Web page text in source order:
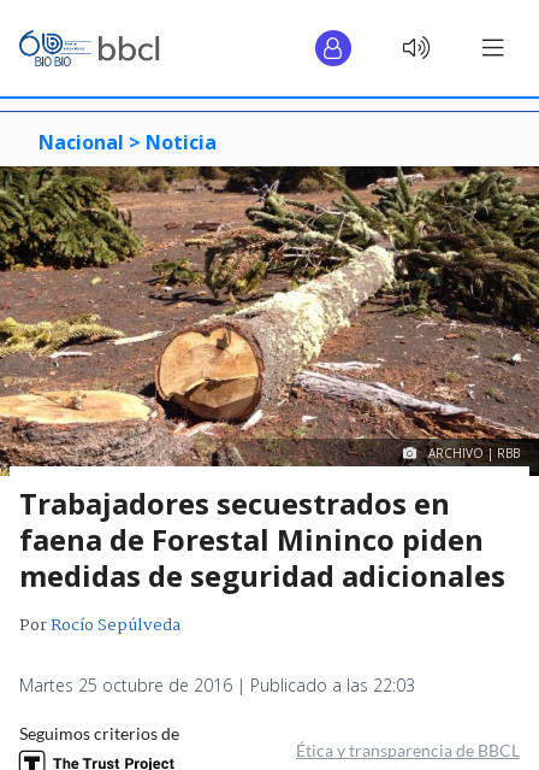
Nacional > Noticia
ARCHIVO | RBB
Trabajadores secuestrados en
faena de Forestal Mininco piden
medidas de seguridad adicionales
PorRocío Sepúlveda
Martes 25 octubre de 2016 | Publicado a las 22:03
Seguimos criterios de
Ética y transparencia de BBCL